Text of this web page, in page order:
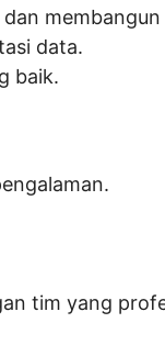
data.
baik.
tim yang